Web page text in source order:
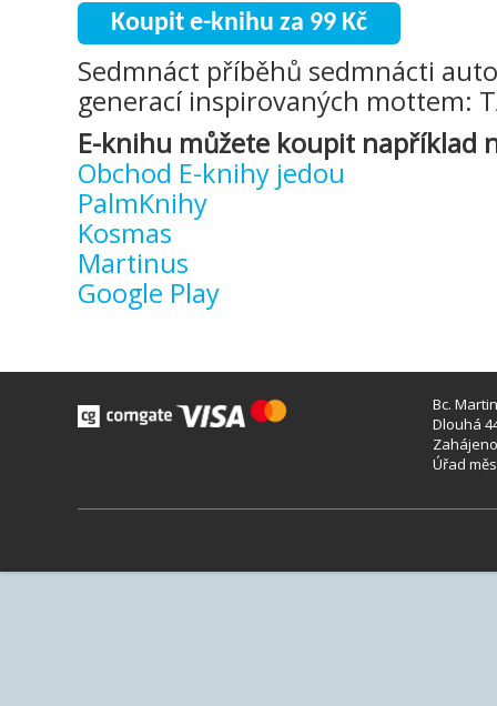
Koupit e-knihu za 99 Kč
Sedmnáct příběhů sedmnácti
generací inspirovaných mottem:
E-knihu můžete koupit například
Obchod E-knihy jedou
PalmKnihy
Kosmas
Martinus
Google Play
Bc.
Dlouhá
Úřad